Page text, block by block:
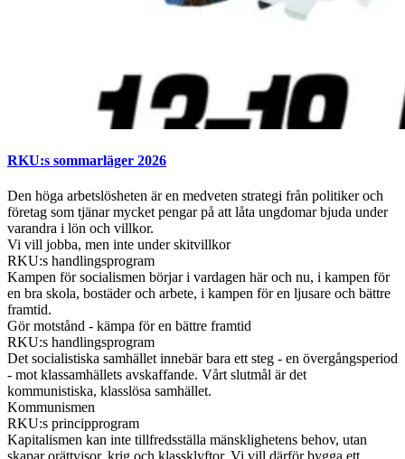
RKU:s sommarläger 2026
Den höga arbetslösheten är en medveten strategi från politiker och
företag som tjänar mycket pengar på att låta ungdomar bjuda under
varandra i lön och villkor.
Vi vill jobba, men inte under skitvillkor
RKU:s handlingsprogram
Kampen för socialismen börjar i vardagen här och nu, i kampen för
en bra skola, bostäder och arbete, i kampen för en ljusare och bättre
framtid.
Gör motstånd - kämpa för en bättre framtid
RKU:s handlingsprogram
Det socialistiska samhället innebär bara ett steg - en övergångsperiod
- mot klassamhällets avskaffande. Vårt slutmål är det
kommunistiska, klasslösa samhället.
Kommunismen
RKU:s principprogram
Kapitalismen kan inte tillfredsställa mänsklighetens behov, utan
skapar orättvisor, krig och klassklyftor. Vi vill därför bygga ett